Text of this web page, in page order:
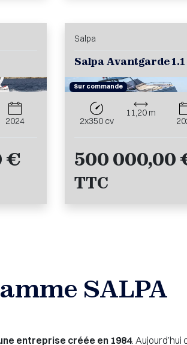
2024
€
Salpa
Salpa Avantgarde 1.1
Sur commande
2x350 cv
11,20 m
500 000,00
TTC
SALPA
entreprise créée en 1984.